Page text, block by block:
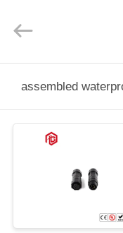
ONGEVEER
Ltd..
assembled